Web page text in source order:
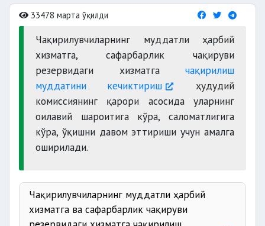
33478 марта ўқилди
Чақирилувчиларнинг муддатли ҳарбий
хизматга, сафарбарлик чақируви
резервидаги хизматга чақирилиш
муддатини кечиктириш
ҳудудий
комиссиянинг қарори асосида уларнинг
оилавий шароитига кўра, саломатлигига
кўра, ўқишни давом эттириши учун амалга
оширилади.
Чақирилувчиларнинг муддатли ҳарбий
хизматга ва сафарбарлик чақируви